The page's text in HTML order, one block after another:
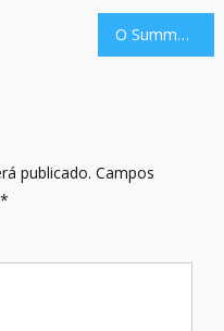
O Summer Game Fest 2023, evento virtual de jogos que acontece em junho, anunciou a participação de mais de 40 empresas parceiras.
publicado. Campos
*